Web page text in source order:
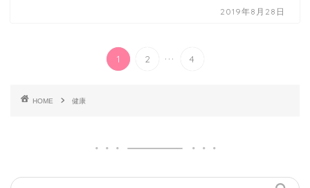
2019年8月28日
1 2 ... 4
HOME 健康